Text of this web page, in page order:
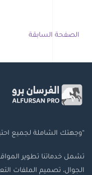
الصفحة السابقة
“وجهتك الشاملة لجميع
تشمل خدماتنا تطوير
الجوال، تصميم الملفات